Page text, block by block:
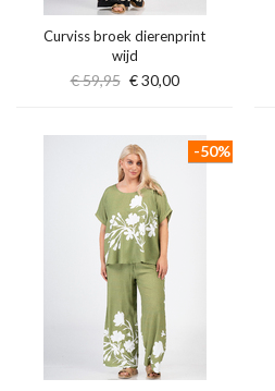
Curviss broek dierenprint
wijd
€ 59,95 € 30,00
-50%